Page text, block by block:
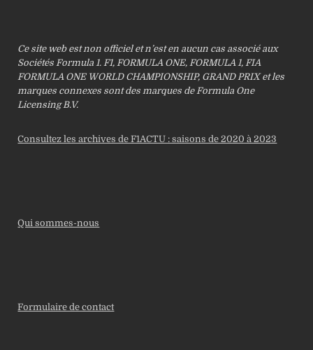
Ce site web est non officiel et n’est en aucun cas associé aux
Sociétés Formula 1. F1, FORMULA ONE, FORMULA 1, FIA
FORMULA ONE WORLD CHAMPIONSHIP, GRAND PRIX et les
marques connexes sont des marques de Formula One
Licensing B.V.
Consultez les archives de F1ACTU : saisons de 2020 à 2023
Qui sommes-nous
Formulaire de contact